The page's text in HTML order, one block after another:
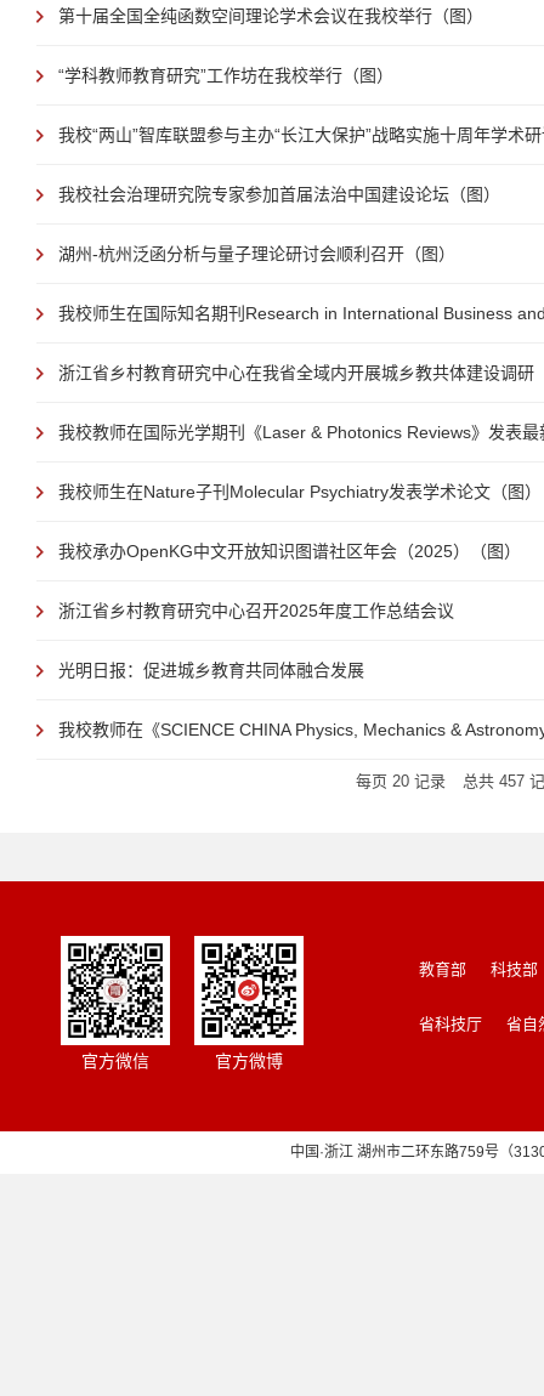
第十届全国全纯函数空间理论学术会议在我校举行（图）
“学科教师教育研究”工作坊在我校举行（图）
我校“两山”智库联盟参与主办“长江大保护”战略实施十周年学术
我校社会治理研究院专家参加首届法治中国建设论坛（图）
湖州-杭州泛函分析与量子理论研讨会顺利召开（图）
我校师生在国际知名期刊Research in International Business
浙江省乡村教育研究中心在我省全域内开展城乡教共体建设调研
我校教师在国际光学期刊《Laser & Photonics Reviews》发表
我校师生在Nature子刊Molecular Psychiatry发表学术论文（图）
我校承办OpenKG中文开放知识图谱社区年会（2025）（图）
浙江省乡村教育研究中心召开2025年度工作总结会议
光明日报：促进城乡教育共同体融合发展
我校教师在《SCIENCE CHINA Physics, Mechanics &
每页 20 记录 总共 457
官方微信 官方微博
教育部 科技部
省科技厅 省自
中国·浙江 湖州市二环东路759号（